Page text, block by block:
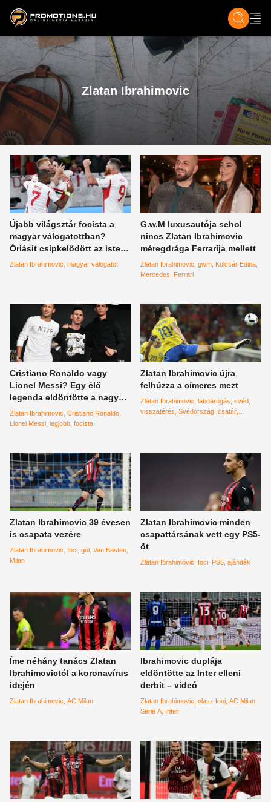
ZENE, FILM & KULT ÉLET TECH &
Zlatan Ibrahimovic
Újabb világsztár focista a
magyar válogatottban?
Óriásit csipkelődött az isteni
játékos egy meglepő
Zlatan Ibrahimovic magyar válogatot
G.w.M luxusautója sehol
nincs Zlatan Ibrahimovic
méregdrága Ferrarija mellett
Zlatan Ibrahimovic gwm Kulcsár Edina
Mercedes
Ferrari
Cristiano Ronaldo vagy
Lionel Messi? Egy élő
legenda eldöntötte a nagy
kérdést
Zlatan Ibrahimovic Cristiano Ronaldo
Lionel Messi legjobb focista
Zlatan Ibrahimovic újra
felhúzza a címeres mezt
Zlatan Ibrahimovic labdarúgás svéd
visszatérés Svédország csatár
Zlatan Ibrahimovic 39 évesen
is csapata vezére
Zlatan Ibrahimovic foci gól Van Basten
Milan
Zlatan Ibrahimovic minden
csapattársának vett egy PS5-
öt
Zlatan Ibrahimovic foci PS5 ajándék
Íme néhány tanács Zlatan
Ibrahimovictól a koronavírus
idején
Zlatan Ibrahimovic AC Milan
Ibrahimovic duplája
eldöntötte az Inter elleni
derbit – videó
Zlatan Ibrahimovic olasz foci AC Milan
Serie A Inter